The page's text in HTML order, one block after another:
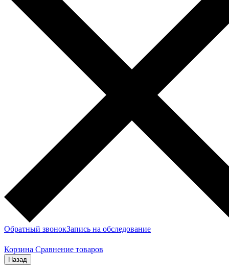
Обратный звонокЗапись на обследование
Корзина Сравнение товаров
Назад